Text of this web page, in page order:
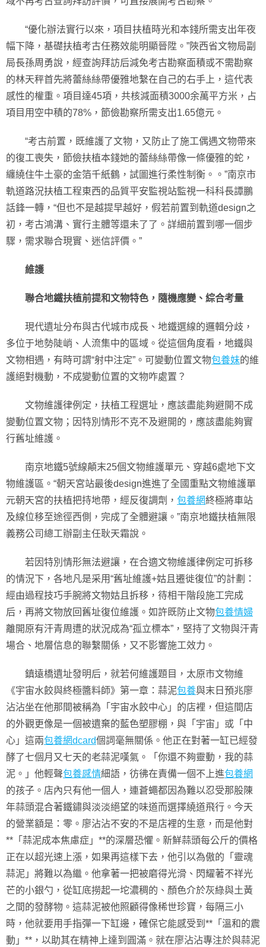
“優化辦法實行以來，項目扶植時光和本錢所需支出年夜
幅下降，基礎扶植考古任務效能明顯晉陞。”陜西省文物局副
局長孫周勇說，經查詢拜訪后減免考古勘察面積或不需勘察
的林天秤首先將蕾絲絲帶優雅地繫在自己的右手上，這代表
感性的權重。項目達45項，共核減面積3000余萬平方米，占
項目用空中積的78%，節儉勘察所需支出1.65億元。
“考古前置，既維護了文物，又防止了施工偶遇文物帶來
的復工喪失，節儉扶植本錢她的蕾絲絲帶像一條優雅的蛇，
纏繞住牛土豪的金箔千紙鶴，試圖進行柔性制衡。。”南京市
軌道路況扶植工程東西的品質平安監視站監視一科科長譚鵬
話鋒一轉，“但也不是越提早越好，假若前置到軌道design之
初，考古鴻溝、實行主體等還未了了。詳細前置到哪一個步
驟，需求聯合現實、迷信評價。”
維護
聯合地鐵扶植前提和文物特色，隨機應變、綜合考量
現代遺址分布與古代城市成長、地鐵選線的邏輯分歧，
多位于地勢陡峭、人流集中的區域。從這個角度看，地鐵與
文物相遇，有時可謂“射中注定”。可變動位置文物包養妹的維
護絕對機動，不成變動位置的文物咋處置？
文物維護律例定，扶植工程選址，應該盡能夠避開不成
變動位置文物；因特別情形不克不及避開的，應該盡能夠實
行舊址維護。
南京地鐵5號線顛末25個文物維護單元、穿越6處地下文
物維護區。“朝天宮站最後design進進了全國重點文物維護單
元朝天宮的扶植把持地帶，經反復調劑， 包養網終極將車站
及線位移至途徑西側，完成了全體避讓。”南京地鐵扶植無限
義務公司總工辦副主任耿天霜說。
若因特別情形無法避讓，在合適文物維護律例定可拆移
的情況下，各地凡是采用“舊址維護+姑且遷徙復位”的計劃：
經由過程技巧手腕將文物姑且拆移，待相干階段施工完成
后，再將文物放回舊址復位維護。如許既防止文物包養情婦
離開原有汗青周遭的狀況成為“孤立標本”，堅持了文物與汗青
場合、地層信息的聯繫關係，又不影響施工效力。
鎮遠橋遺址發明后，就若何維護題目，太原市文物維
《宇宙水餃與終極醬料師》第一章：蒜泥包養與末日預兆廖
沾沾坐在他那間被稱為「宇宙水餃中心」的店裡，但這間店
的外觀更像是一個被遺棄的藍色塑膠棚，與「宇宙」或「中
心」這兩包養網dcard個詞毫無關係。他正在對著一缸已經發
酵了七個月又七天的老蒜泥嘆氣。「你還不夠靈動，我的蒜
泥。」他輕聲包養感情細語，彷彿在責備一個不上進包養網
的孩子。店內只有他一個人，連蒼蠅都因為難以忍受那股陳
年蒜頭混合著鐵鏽與淡淡絕望的味道而選擇繞道飛行。今天
的營業額是：零。廖沾沾不安的不是店裡的生意，而是他對
**「蒜泥成本焦慮症」**的深層恐懼。新鮮蒜頭每公斤的價格
正在以超光速上漲，如果再這樣下去，他引以為傲的「靈魂
蒜泥」將難以為繼。他拿著一把被磨得光滑、閃耀著不祥光
芒的小銀勺，從缸底撈起一坨濃稠的、顏色介於灰綠與土黃
之間的發酵物。這蒜泥被他照顧得像稀世珍寶，每隔三小
時，他就要用手指彈一下缸邊，確保它能感受到**「溫和的震
動」**，以助其在精神上達到圓滿。就在廖沾沾專注於與蒜泥